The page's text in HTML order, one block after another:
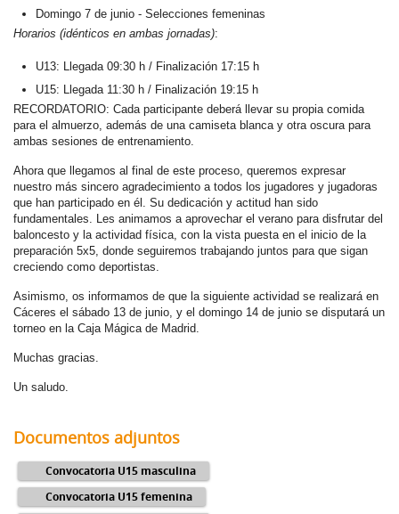
Domingo 7 de junio - Selecciones femeninas
Horarios (idénticos en ambas jornadas):
U13: Llegada 09:30 h / Finalización 17:15 h
U15: Llegada 11:30 h / Finalización 19:15 h
RECORDATORIO: Cada participante deberá llevar su propia comida
para el almuerzo, además de una camiseta blanca y otra oscura para
ambas sesiones de entrenamiento.
Ahora que llegamos al final de este proceso, queremos expresar
nuestro más sincero agradecimiento a todos los jugadores y jugadoras
que han participado en él. Su dedicación y actitud han sido
fundamentales. Les animamos a aprovechar el verano para disfrutar del
baloncesto y la actividad física, con la vista puesta en el inicio de la
preparación 5x5, donde seguiremos trabajando juntos para que sigan
creciendo como deportistas.
Asimismo, os informamos de que la siguiente actividad se realizará en
Cáceres el sábado 13 de junio, y el domingo 14 de junio se disputará un
torneo en la Caja Mágica de Madrid.
Muchas gracias.
Un saludo.
Documentos adjuntos
Convocatoria U15 masculina
Convocatoria U15 femenina